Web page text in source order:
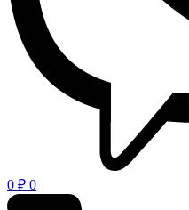
0 ₽ 0